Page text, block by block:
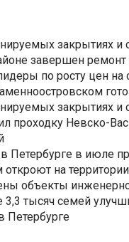
закрытиях и
завершен
по росту цен
закрытиях и
проходку Невско-
Петербурге в июле
на
объекты
3,3 тысяч семей
Петербурге